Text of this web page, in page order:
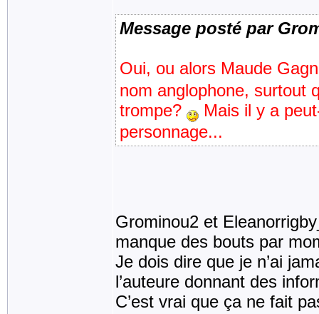
Message posté par
Oui, ou alors Maude
nom anglophone, surtout
trompe?
Mais il y a
personnage...
Grominou2 et
manque des bouts par
Je dois dire que je n’ai
l’auteure donnant des
C’est vrai que ça ne fait